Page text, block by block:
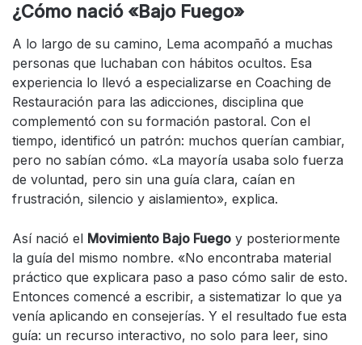
¿Cómo nació «Bajo Fuego»
A lo largo de su camino, Lema acompañó a muchas
personas que luchaban con hábitos ocultos. Esa
experiencia lo llevó a especializarse en Coaching de
Restauración para las adicciones, disciplina que
complementó con su formación pastoral. Con el
tiempo, identificó un patrón: muchos querían cambiar,
pero no sabían cómo. «La mayoría usaba solo fuerza
de voluntad, pero sin una guía clara, caían en
frustración, silencio y aislamiento», explica.
Así nació el Movimiento Bajo Fuego y posteriormente
la guía del mismo nombre. «No encontraba material
práctico que explicara paso a paso cómo salir de esto.
Entonces comencé a escribir, a sistematizar lo que ya
venía aplicando en consejerías. Y el resultado fue esta
guía: un recurso interactivo, no solo para leer, sino